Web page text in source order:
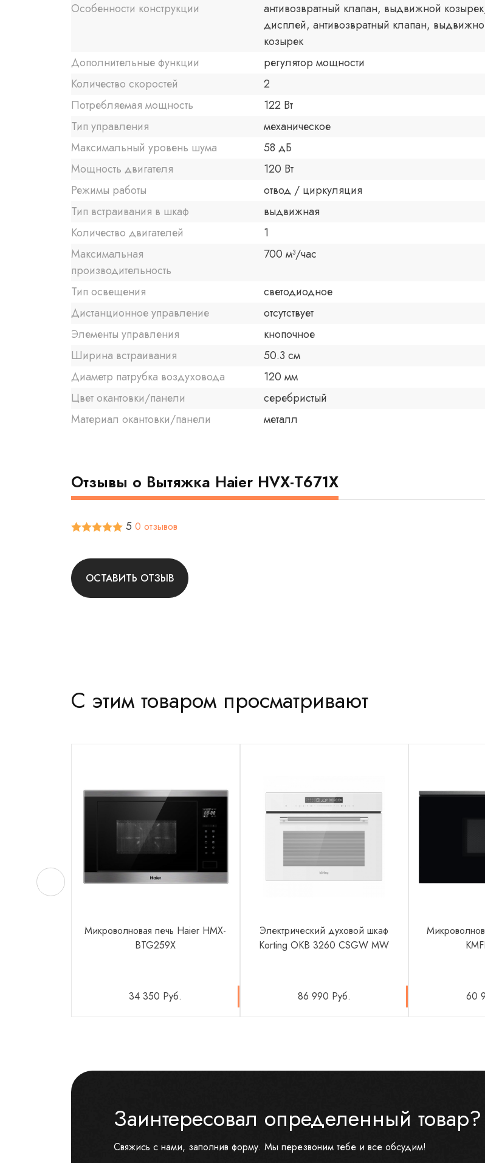
Особенности конструкции
антивозвратный клапан, выдвижной
дисплей, антивозвратный клапан,
козырек
Дополнительные функции
регулятор мощности
Количество скоростей
2
Потребляемая мощность
122 Вт
Тип управления
механическое
Максимальный уровень шума
58 дБ
Мощность двигателя
120 Вт
Режимы работы
отвод / циркуляция
Тип встраивания в шкаф
выдвижная
Количество двигателей
1
Максимальная
производительность
700 м³/час
Тип освещения
светодиодное
Дистанционное управление
отсутствует
Элементы управления
кнопочное
Ширина встраивания
50.3 см
Диаметр патрубка воздуховода
120 мм
Цвет окантовки/панели
серебристый
Материал окантовки/панели
металл
Отзывы о Вытяжка Haier HVX-T671X
5 0 отзывов
ОСТАВИТЬ ОТЗЫВ
С этим товаром просматривают
Микроволновая печь Haier HMX-
BTG259X
34 350 Руб.
Электрический духовой шкаф
Korting OKB 3260 CSGW MW
86 990 Руб. 60
Заинтересовал определенный товар?
Свяжись с нами, заполнив форму. Мы перезвоним тебе и все обсудим!